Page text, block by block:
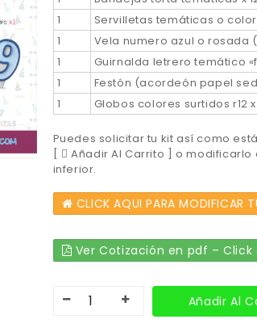
1
Servilletas temáticas o
1
Vela numero azul o rosada
1
Guirnalda letrero temático
1
Festón (acordeón papel
1
Globos colores surtidos r12
Puedes solicitar tu kit así como
[
Añadir Al Carrito ] o
inferior.
CLICK AQUI PARA MODIFICAR
Ver Cotización en pdf – Click
Añadir Al